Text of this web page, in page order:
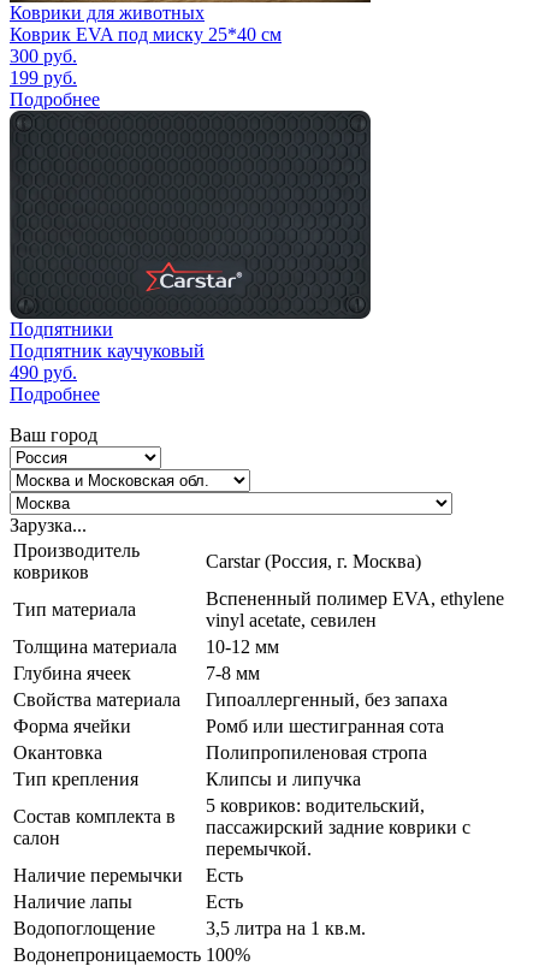
Коврики для животных
Коврик EVA под миску 25*40 см
300 руб.
199 руб.
Подробнее
Подпятники
Подпятник каучуковый
490 руб.
Подробнее
Ваш город
Зарузка...
Производитель
ковриков
Carstar (Россия, г. Москва)
Тип материала
Вспененный полимер EVA, ethylene
vinyl acetate, севилен
Толщина материала
10-12 мм
Глубина ячеек
7-8 мм
Свойства материала
Гипоаллергенный, без запаха
Форма ячейки
Ромб или шестигранная сота
Окантовка
Полипропиленовая стропа
Тип крепления
Клипсы и липучка
Состав комплекта в
салон
5 ковриков: водительский,
пассажирский задние коврики с
перемычкой.
Наличие перемычки
Есть
Наличие лапы
Есть
Водопоглощение
3,5 литра на 1 кв.м.
Водонепроницаемость 100%